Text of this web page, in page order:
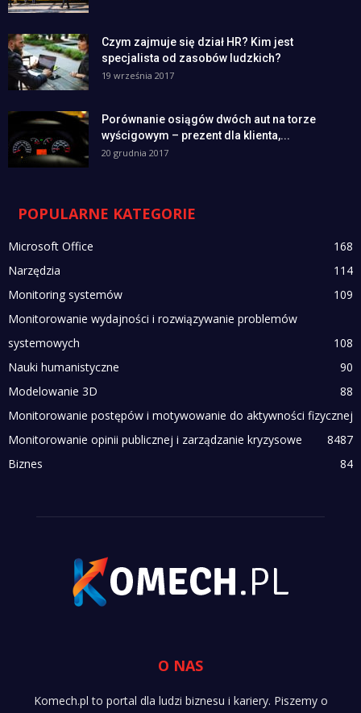
Czym zajmuje się dział HR? Kim jest
specjalista od zasobów ludzkich?
19 września 2017
Porównanie osiągów dwóch aut na torze
wyścigowym – prezent dla klienta,...
20 grudnia 2017
POPULARNE KATEGORIE
Microsoft Office
168
Narzędzia
114
Monitoring systemów
109
Monitorowanie wydajności i rozwiązywanie problemów
systemowych
108
Nauki humanistyczne
90
Modelowanie 3D
88
Monitorowanie postępów i motywowanie do aktywności fizycznej
87
Monitorowanie opinii publicznej i zarządzanie kryzysowe
84
Biznes
84
O NAS
Komech.pl to portal dla ludzi biznesu i kariery. Piszemy o